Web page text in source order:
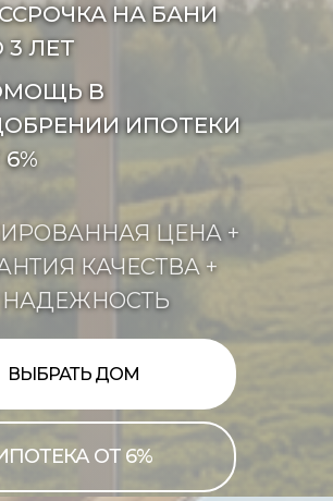
НА БАНИ
3 ЛЕТ
В
ИПОТЕКИ
ВЫБРАТЬ ДОМ
ОТ 6%
ЦЕНА +
КАЧЕСТВА +
НАДЕЖНОСТЬ